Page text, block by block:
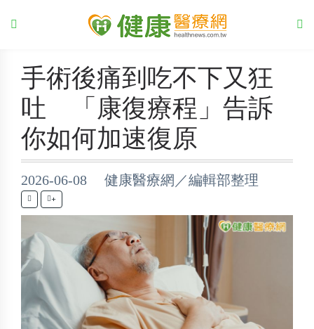
手術後痛到吃不下又狂
吐 「康復療程」告訴
你如何加速復原
2026-06-08 健康醫療網／編輯部整理
+